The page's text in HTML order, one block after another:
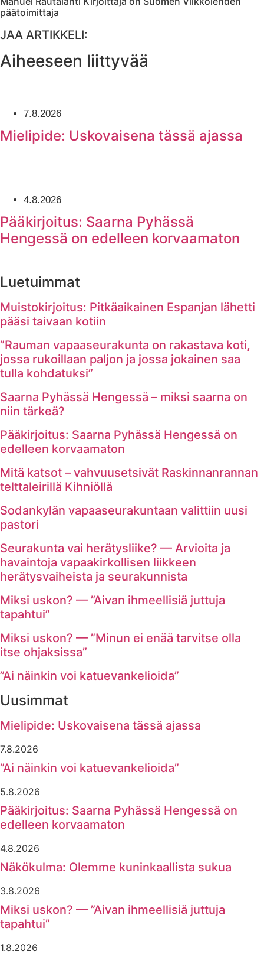
päätoimittaja
JAA ARTIKKELI:
Aiheeseen liittyvää
7.8.2026
Mielipide: Uskovaisena tässä ajassa
4.8.2026
Pääkirjoitus: Saarna Pyhässä
Hengessä on edelleen korvaamaton
Luetuimmat
Muistokirjoitus: Pitkäaikainen Espanjan lähetti
pääsi taivaan kotiin
”Rauman vapaaseurakunta on rakastava koti,
jossa rukoillaan paljon ja jossa jokainen saa
tulla kohdatuksi”
Saarna Pyhässä Hengessä – miksi saarna on
niin tärkeä?
Pääkirjoitus: Saarna Pyhässä Hengessä on
edelleen korvaamaton
Mitä katsot – vahvuusetsivät Raskinnanrannan
telttaleirillä Kihniöllä
Sodankylän vapaaseurakuntaan valittiin uusi
pastori
Seurakunta vai herätysliike? — Arvioita ja
havaintoja vapaakirkollisen liikkeen
herätysvaiheista ja seurakunnista
Miksi uskon? — ”Aivan ihmeellisiä juttuja
tapahtui”
Miksi uskon? — ”Minun ei enää tarvitse olla
itse ohjaksissa”
”Ai näinkin voi katuevankelioida”
Uusimmat
Mielipide: Uskovaisena tässä ajassa
7.8.2026
”Ai näinkin voi katuevankelioida”
5.8.2026
Pääkirjoitus: Saarna Pyhässä Hengessä on
edelleen korvaamaton
4.8.2026
Näkökulma: Olemme kuninkaallista sukua
3.8.2026
Miksi uskon? — ”Aivan ihmeellisiä juttuja
tapahtui”
1.8.2026